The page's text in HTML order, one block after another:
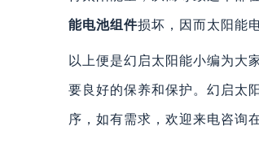
能电池组件损坏，因而太阳能
以上便是幻启太阳能小编为大
要良好的保养和保护。幻启太
序，如有需求，欢迎来电咨询